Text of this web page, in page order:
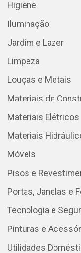
Higiene
Iluminação
Jardim e Lazer
Limpeza
Louças e Metais
Materiais de
Materiais Elétricos
Materiais
Móveis
Pisos e
Portas, Janelas e
Tecnologia e
Pinturas e
Utilidades